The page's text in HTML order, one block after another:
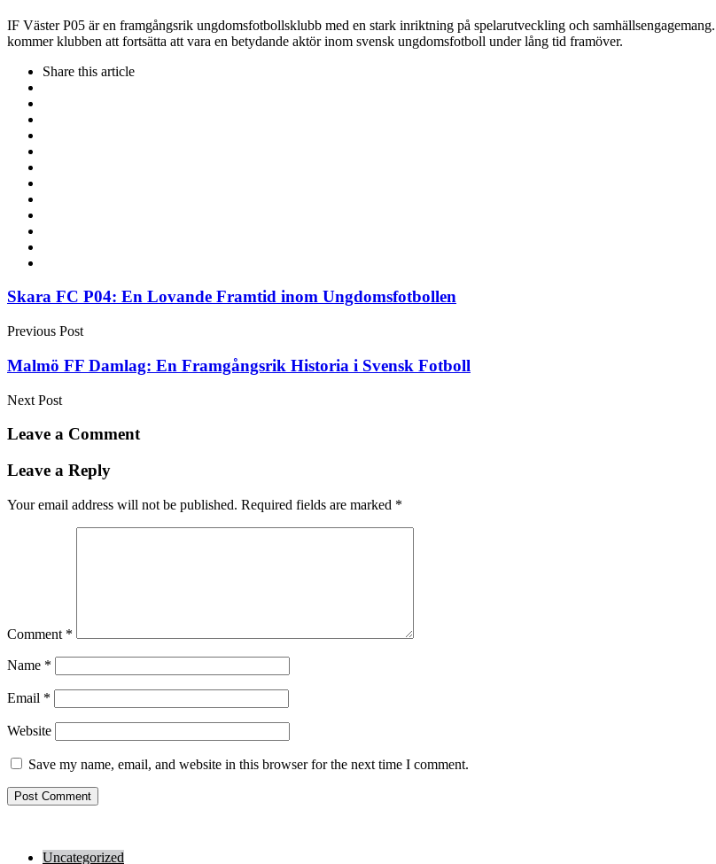
IF Väster P05 är en framgångsrik ungdomsfotbollsklubb med en stark inriktning på spelarutveckling och
kommer klubben att fortsätta att vara en betydande aktör inom svensk ungdomsfotboll under lång tid framöver.
Share this article
Post
navigation
Skara FC P04: En Lovande Framtid inom Ungdomsfotbollen
Previous Post
Malmö FF Damlag: En Framgångsrik Historia i Svensk Fotboll
Next Post
Leave a Comment
Leave a Reply
Your email address will not be published. Required fields are marked *
Comment *
Name *
Email *
Website
Save my name, email, and website in this browser for the next time I comment.
Uncategorized